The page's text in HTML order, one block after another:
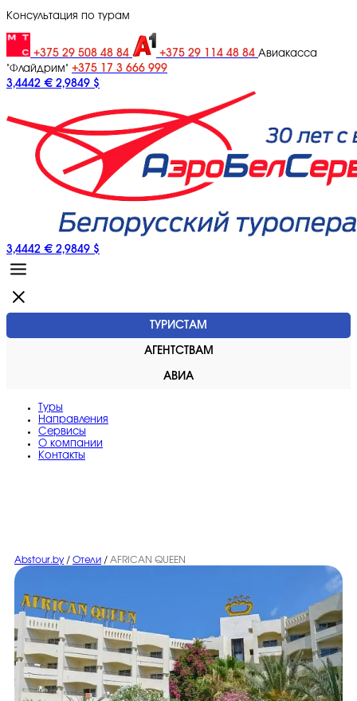
Консультация по турам
+375 29 508 48 84 +375 29 114 48 84 Авиакасса
"Флайдрим" +375 17 3 666 999
3,4442 € 2,9849 $
3,4442 € 2,9849 $
ТУРИСТАМ
АГЕНТСТВАМ
АВИА
Туры
Направления
Сервисы
O компании
Контакты
Abstour.by / Отели / AFRICAN QUEEN